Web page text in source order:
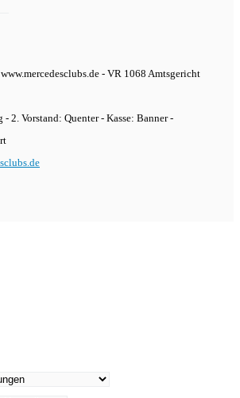
- VR 1068 Amtsgericht
- 2. Vorstand: Quenter - Kasse: Banner -